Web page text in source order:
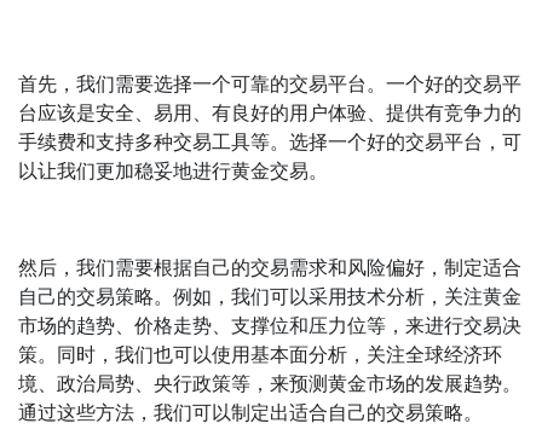
首先，我们需要选择一个可靠的交易平台。一个好的交易平
台应该是安全、易用、有良好的用户体验、提供有竞争力的
手续费和支持多种交易工具等。选择一个好的交易平台，可
以让我们更加稳妥地进行黄金交易。
然后，我们需要根据自己的交易需求和风险偏好，制定适合
自己的交易策略。例如，我们可以采用技术分析，关注黄金
市场的趋势、价格走势、支撑位和压力位等，来进行交易决
策。同时，我们也可以使用基本面分析，关注全球经济环
境、政治局势、央行政策等，来预测黄金市场的发展趋势。
通过这些方法，我们可以制定出适合自己的交易策略。